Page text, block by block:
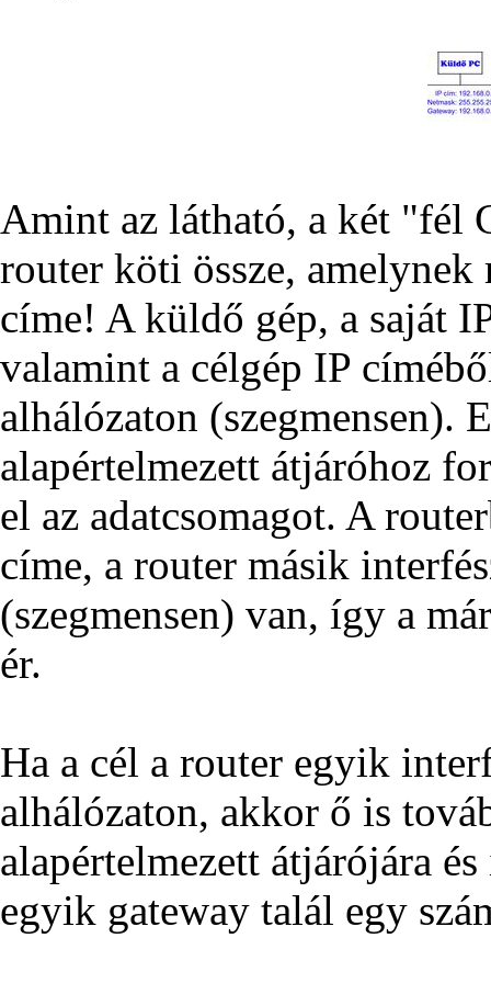
Amint az látható, a két "fél
router köti össze,
címe! A küldő gép, a saját
valamint a célgép IP
alhálózaton (szegmensen).
alapértelmezett átjáróhoz
el az adatcsomagot. A
címe, a router másik
(szegmensen) van, így a
ér.
Ha a cél a router egyik
alhálózaton, akkor ő is
alapértelmezett átjárójára
egyik gateway talál egy